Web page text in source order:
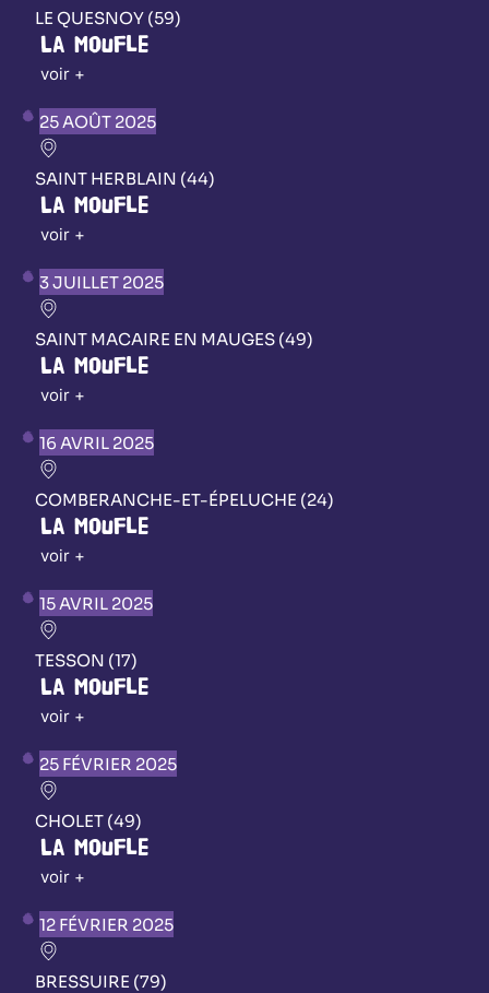
LE QUESNOY (59)
La Moufle
voir +
25 AOÛT 2025
SAINT HERBLAIN (44)
La Moufle
voir +
3 JUILLET 2025
SAINT MACAIRE EN MAUGES (49)
La Moufle
voir +
16 AVRIL 2025
COMBERANCHE-ET-ÉPELUCHE (24)
La Moufle
voir +
15 AVRIL 2025
TESSON (17)
La Moufle
voir +
25 FÉVRIER 2025
CHOLET (49)
La Moufle
voir +
12 FÉVRIER 2025
BRESSUIRE (79)